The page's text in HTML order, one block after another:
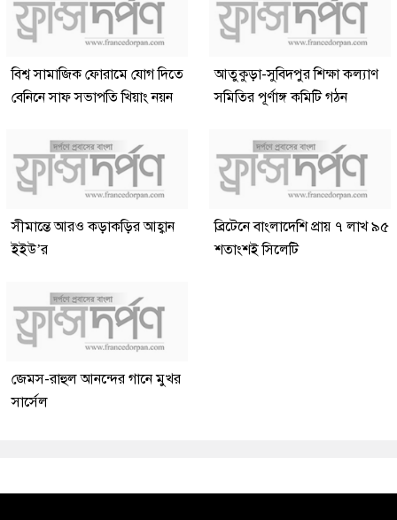
বিশ্ব সামাজিক ফোরামে যোগ দিতে
বেনিনে সাফ সভাপতি খিয়াং নয়ন
আতুকুড়া-সুবিদপুর শিক্ষা কল্যাণ
সমিতির পূর্ণাঙ্গ কমিটি গঠন
সীমান্তে আরও কড়াকড়ির আহ্বান
ইইউ’র
ব্রিটেনে বাংলাদেশি প্রায় ৭ লাখ ৯৫
শতাংশই সিলেটি
জেমস-রাহুল আনন্দের গানে মুখর
সার্সেল